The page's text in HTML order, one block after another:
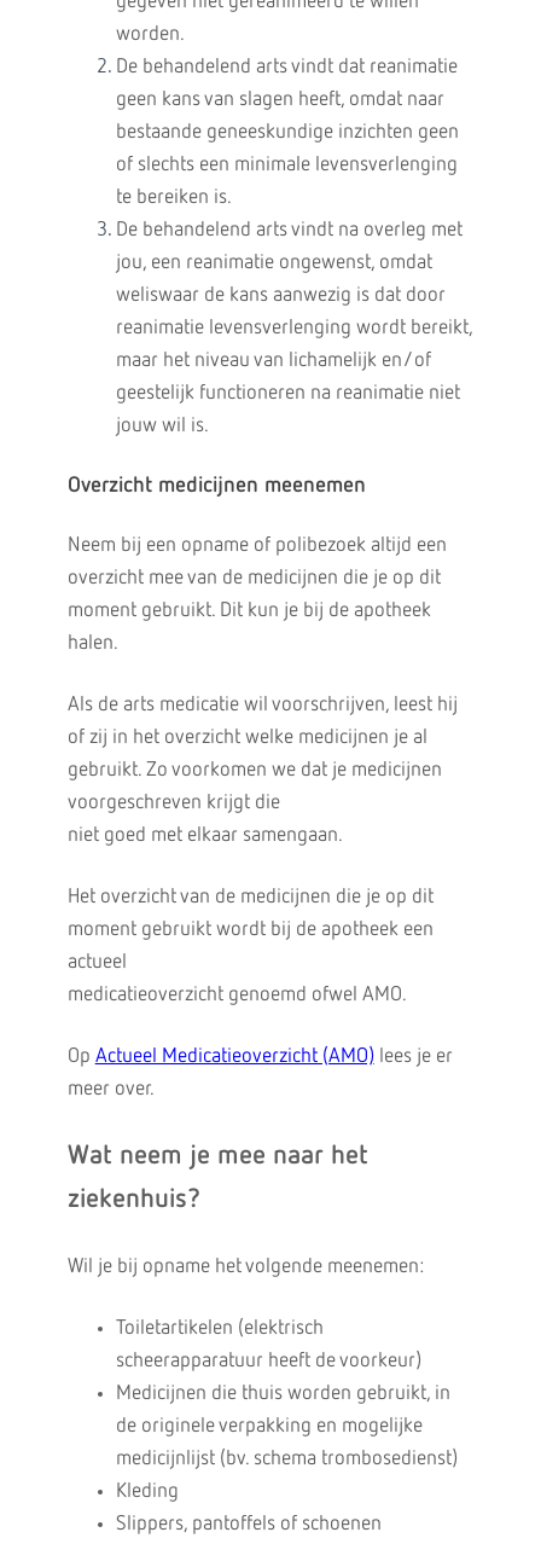
worden.
De behandelend arts vindt dat reanimatie
geen kans van slagen heeft, omdat naar
bestaande geneeskundige inzichten geen
of slechts een minimale levensverlenging
te bereiken is.
De behandelend arts vindt na overleg met
jou, een reanimatie ongewenst, omdat
weliswaar de kans aanwezig is dat door
reanimatie levensverlenging wordt bereikt,
maar het niveau van lichamelijk en/of
geestelijk functioneren na reanimatie niet
jouw wil is.
Overzicht medicijnen meenemen
Neem bij een opname of polibezoek altijd een
overzicht mee van de medicijnen die je op dit
moment gebruikt. Dit kun je bij de apotheek
halen.
Als de arts medicatie wil voorschrijven, leest hij
of zij in het overzicht welke medicijnen je al
gebruikt. Zo voorkomen we dat je medicijnen
voorgeschreven krijgt die
niet goed met elkaar samengaan.
Het overzicht van de medicijnen die je op dit
moment gebruikt wordt bij de apotheek een
actueel
medicatieoverzicht genoemd ofwel AMO.
Op Actueel Medicatieoverzicht (AMO)lees je er
meer over.
Wat neem je mee naar het
ziekenhuis?
Wil je bij opname het volgende meenemen:
Toiletartikelen (elektrisch
scheerapparatuur heeft de voorkeur)
Medicijnen die thuis worden gebruikt, in
de originele verpakking en mogelijke
medicijnlijst (bv. schema trombosedienst)
Kleding
Slippers, pantoffels of schoenen